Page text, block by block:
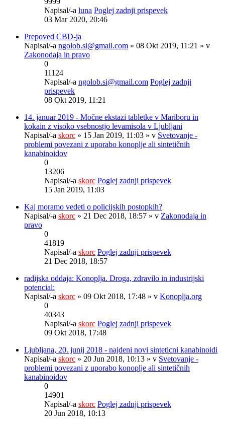
Napisal/-a luna Poglej zadnji prispevek
03 Mar 2020, 20:46
Prepoved CBD-ja
Napisal/-a ngolob.si@gmail.com » 08 Okt 2019, 11:21 » v
Zakonodaja in pravo
0
11124
Napisal/-a ngolob.si@gmail.com Poglej zadnji
prispevek
08 Okt 2019, 11:21
14. januar 2019 - Močne ekstazi tabletke v Mariboru in
kokain z visoko vsebnostjo levamisola v Ljubljani
Napisal/-a skorc » 15 Jan 2019, 11:03 » v Svetovanje -
problemi povezani z uporabo konoplje ali sintetičnih
kanabinoidov
0
13206
Napisal/-a skorc Poglej zadnji prispevek
15 Jan 2019, 11:03
Kaj moramo vedeti o policijskih postopkih?
Napisal/-a skorc » 21 Dec 2018, 18:57 » v Zakonodaja in
pravo
0
41819
Napisal/-a skorc Poglej zadnji prispevek
21 Dec 2018, 18:57
radijska oddaja: Konoplja. Droga, zdravilo in industrijski
potencial:
Napisal/-a skorc » 09 Okt 2018, 17:48 » v Konoplja.org
0
40343
Napisal/-a skorc Poglej zadnji prispevek
09 Okt 2018, 17:48
Ljubljana, 20. junij 2018 - najdeni novi sinteticni kanabinoidi
Napisal/-a skorc » 20 Jun 2018, 10:13 » v Svetovanje -
problemi povezani z uporabo konoplje ali sintetičnih
kanabinoidov
0
14901
Napisal/-a skorc Poglej zadnji prispevek
20 Jun 2018, 10:13